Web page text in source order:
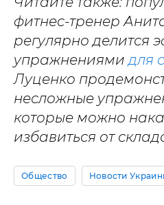
фитнес-тренер
регулярно делится
упражнениямидля
Луценко
несложные
которые можно
избавиться от
Общество Новости